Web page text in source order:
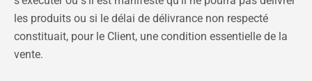
les produits ou si le délai de délivrance non respecté
constituait, pour le Client, une condition essentielle de la
vente.